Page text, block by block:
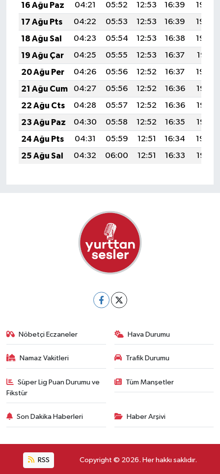
16 Ağu Paz
04:21 05:52 12:53 16:39
19:45
17 Ağu Pts
04:22 05:53 12:53 16:39
19:43
18 Ağu Sal
04:23 05:54 12:53 16:38
19:42
19 Ağu Çar
04:25 05:55 12:53 16:37
19:41
20 Ağu Per
04:26 05:56 12:52 16:37
19:39
21 Ağu Cum
04:27 05:56 12:52 16:36
19:38
22 Ağu Cts
04:28 05:57 12:52 16:36
19:37
23 Ağu Paz
04:30 05:58 12:52 16:35
19:35
24 Ağu Pts
04:31 05:59 12:51 16:34
19:34
25 Ağu Sal
04:32 06:00 12:51 16:33 19:32
Nöbetçi Eczaneler Hava Durumu
Namaz Vakitleri Trafik Durumu
Süper Lig Puan Durumu ve
Fikstür
Tüm Manşetler
Son Dakika Haberleri Haber Arşivi
RSS Copyright © 2026. Her hakkı saklıdır.